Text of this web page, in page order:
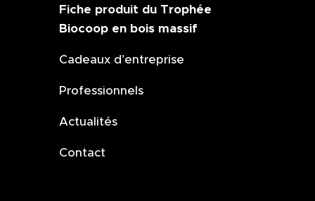
Fiche produit du Trophée
Biocoop en bois massif
Cadeaux d’entreprise
Professionnels
Actualités
Contact